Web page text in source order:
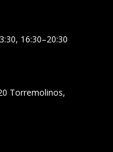
16:30–20:30
Torremolinos,